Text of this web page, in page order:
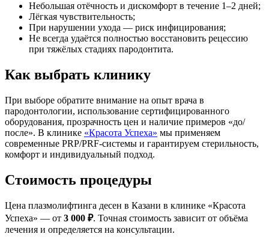
Небольшая отёчность и дискомфорт в течение 1–2 дней;
Лёгкая чувствительность;
При нарушении ухода — риск инфицирования;
Не всегда удаётся полностью восстановить рецессию
при тяжёлых стадиях пародонтита.
Как выбрать клинику
При выборе обратите внимание на опыт врача в
пародонтологии, использование сертифицированного
оборудования, прозрачность цен и наличие примеров «до/
после». В клинике «Красота Успеха» мы применяем
современные PRP/PRF-системы и гарантируем стерильность,
комфорт и индивидуальный подход.
Стоимость процедуры
Цена плазмолифтинга десен в Казани в клинике «Красота
Успеха» — от 3 000 ₽. Точная стоимость зависит от объёма
лечения и определяется на консультации.